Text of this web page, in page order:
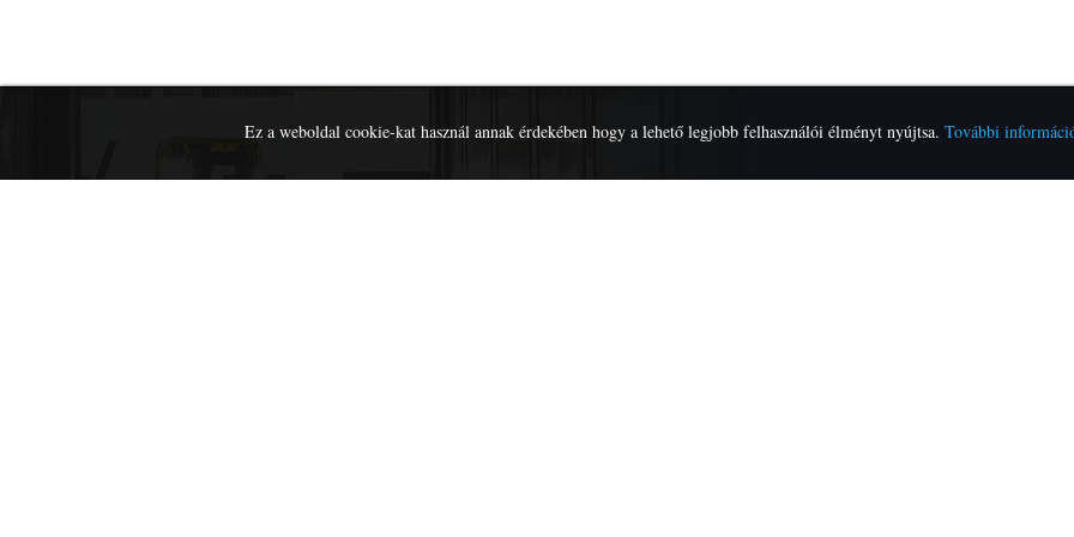
Ez a weboldal cookie-kat használ annak érdekében hogy a lehető legjobb felhasználói élményt nyújtsa. További